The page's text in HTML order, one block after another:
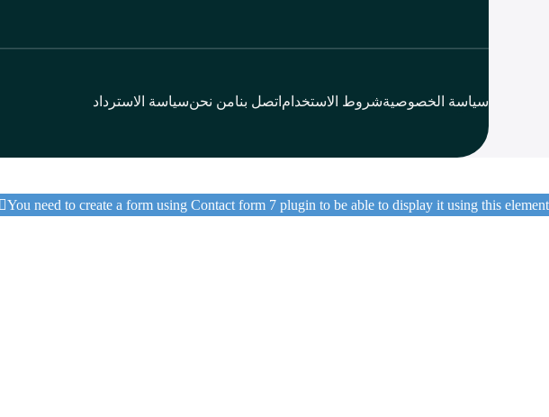
سياسة الخصوصيةشروط الاستخدام اتصل بنامن نحنسياسة الاسترداد
You need to create a form using Contact form 7 plugin to be able to display it using this element.